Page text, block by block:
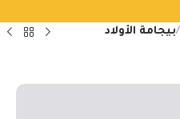
بيجامة الأولاد